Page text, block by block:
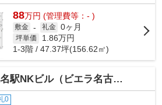
88万円 (管理費等：- )
敷金 - 礼金 0ヶ月
坪単価 1.86万円
1-3階 / 47.37坪(156.62㎡)
ル（ビエラ名古屋名駅）【 サロン系おすすめ 】
0